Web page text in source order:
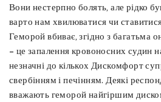
Вони нестерпно болять, але рідко
варто нам хвилюватися чи
Геморой вбиває, згідно з багатьма
– це запалення кровоносних судин
незначні до кількох Дискомфорт
свербінням і печінням. Деякі
вважають геморой найгіршим